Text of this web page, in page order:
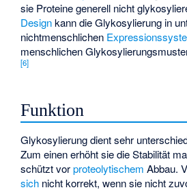
sie Proteine generell nicht
Designkann die Glykosylierung in
nichtmenschlichen
menschlichen
[6]
Funktion
Glykosylierung dient sehr
Zum einen erhöht sie die Stabilität
schützt vorproteolytischem Abbau.
sich nicht korrekt, wenn sie nicht